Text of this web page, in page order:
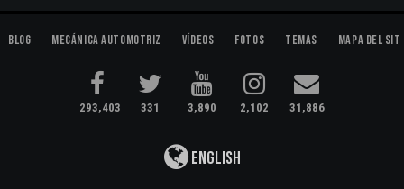
Blog Mecánica Automotriz Vídeos Fotos Temas Mapa del
293,403 331 3,890 2,102 31,886
English